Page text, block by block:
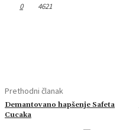
0 4621
Prethodni članak
Demantovano hapšenje Safeta
Cucaka